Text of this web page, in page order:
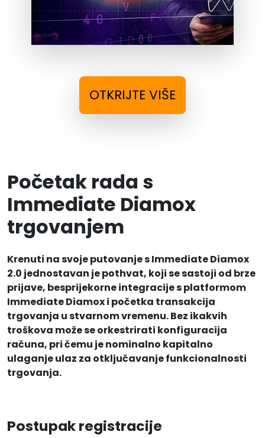
OTKRIJTE VIŠE
Početak rada s
Immediate Diamox
trgovanjem
Krenuti na svoje putovanje s Immediate Diamox
2.0 jednostavan je pothvat, koji se sastoji od brze
prijave, besprijekorne integracije s platformom
Immediate Diamox i početka transakcija
trgovanja u stvarnom vremenu. Bez ikakvih
troškova može se orkestrirati konfiguracija
računa, pri čemu je nominalno kapitalno
ulaganje ulaz za otključavanje funkcionalnosti
trgovanja.
Postupak registracije